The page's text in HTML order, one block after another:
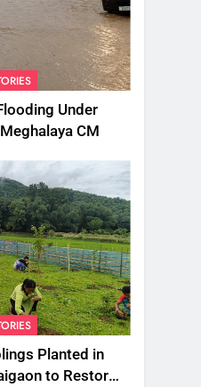
Under
CM
Planted in
to Restore